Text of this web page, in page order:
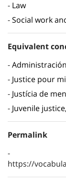
Law
Social work
Equivalent
Justice pour
Justícia de
Juvenile
Permalink
https://